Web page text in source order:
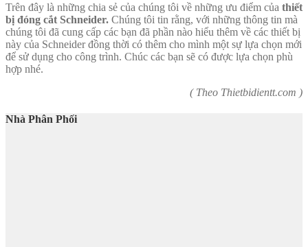
Trên đây là những chia sẻ của chúng tôi về những ưu điểm của thiết
bị đóng cắt Schneider. Chúng tôi tin rằng, với những thông tin mà
chúng tôi đã cung cấp các bạn đã phần nào hiểu thêm về các thiết bị
này của Schneider đồng thời có thêm cho mình một sự lựa chọn mới
để sử dụng cho công trình. Chúc các bạn sẽ có được lựa chọn phù
hợp nhé.
( Theo Thietbidientt.com )
Nhà Phân Phối